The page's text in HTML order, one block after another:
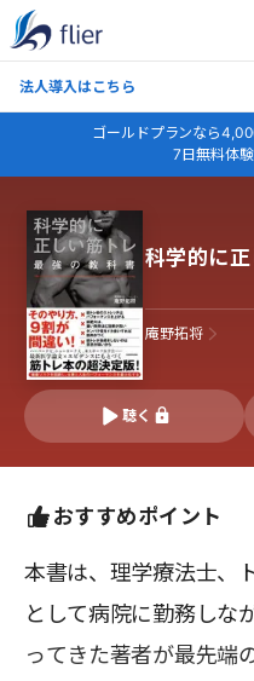
法人導入はこちら
ゴールドプランなら
7日無料体
科学的に
庵野拓将
聴く
おすすめポイント
本書は、理学療法士、
として病院に勤務しな
ってきた著者が最先端